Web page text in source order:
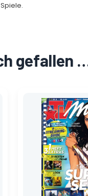
gefallen
Preis
war:
2,70 €
Preis
ist:
1,35 €.